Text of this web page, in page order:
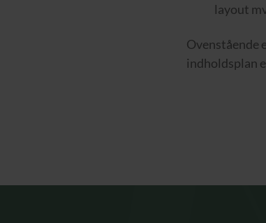
layout
Ovenstående
indholdsplan